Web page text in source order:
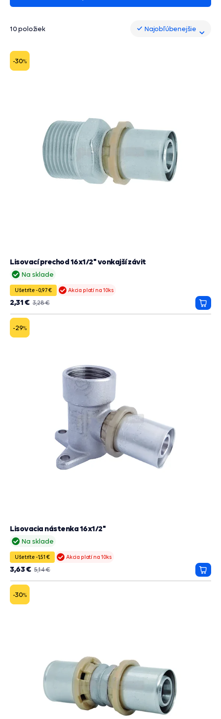
10 položiek Najobľúbenejšie
Najobľúbenejšie
-30%
Na sklade
Lisovací prechod 16x1/2" vonkajší závit
Ušetríte -0,97 € Akcia platí na 10ks
3,28 €
2,31 €
do
-29%
Na sklade
Lisovacia nástenka 16x1/2"
Ušetríte -1,51 € Akcia platí na 10ks
5,14 €
3,63 €
do
-30%